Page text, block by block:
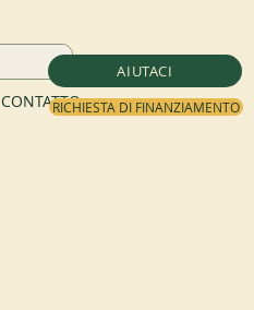
AIUTACI
RICHIESTA DI FINANZIAMENTO
CONTATTO